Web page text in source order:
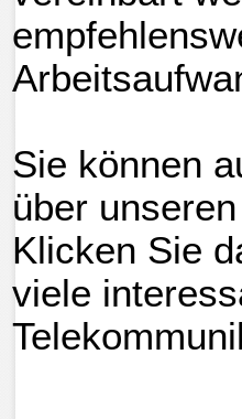
Sie können
über
Klicken Sie
viele